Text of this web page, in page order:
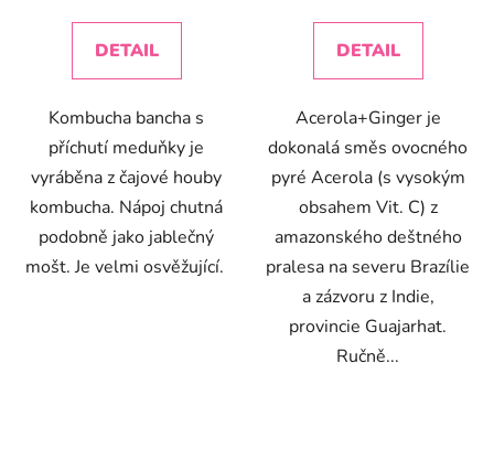
DETAIL
Kombucha bancha s
příchutí meduňky je
vyráběna z čajové houby
kombucha. Nápoj chutná
podobně jako jablečný
mošt. Je velmi osvěžující.
DETAIL
Acerola+Ginger je
dokonalá směs ovocného
pyré Acerola (s vysokým
obsahem Vit. C) z
amazonského deštného
pralesa na severu Brazílie
a zázvoru z Indie,
provincie Guajarhat.
Ručně...